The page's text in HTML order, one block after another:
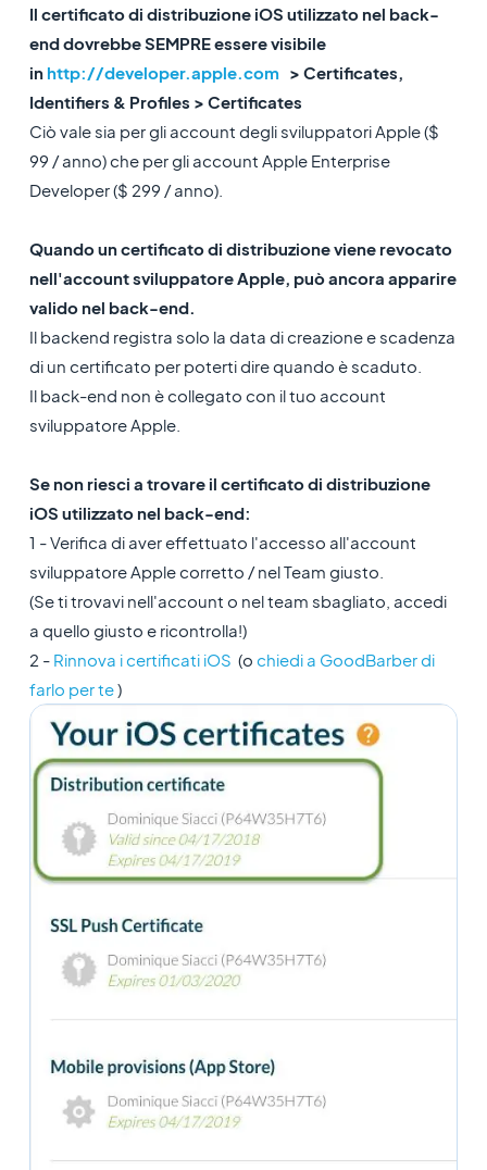
Il certificato di distribuzione iOS utilizzato nel back-
end dovrebbe SEMPRE essere visibile
in http://developer.apple.com> Certificates,
Identifiers & Profiles > Certificates
Ciò vale sia per gli account degli sviluppatori Apple ($
99 / anno) che per gli account Apple Enterprise
Developer ($ 299 / anno).
Quando un certificato di distribuzione viene revocato
nell'account sviluppatore Apple, può ancora apparire
valido nel back-end.
Il backend registra solo la data di creazione e scadenza
di un certificato per poterti dire quando è scaduto.
Il back-end non è collegato con il tuo account
sviluppatore Apple.
Se non riesci a trovare il certificato di distribuzione
iOS utilizzato nel back-end:
1 - Verifica di aver effettuato l'accesso all'account
sviluppatore Apple corretto / nel Team giusto.
(Se ti trovavi nell'account o nel team sbagliato, accedi
a quello giusto e ricontrolla!)
2 - Rinnova i certificati iOS (o chiedi a GoodBarber di
farlo per te)